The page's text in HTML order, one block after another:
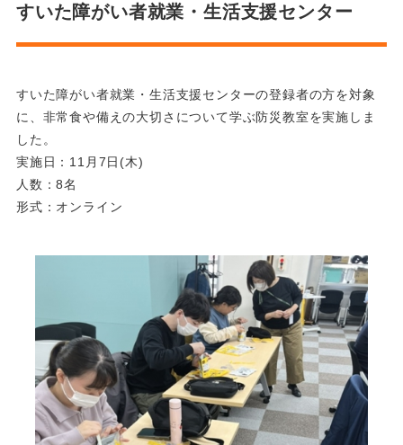
すいた障がい者就業・生活支援センター
すいた障がい者就業・生活支援センターの登録者の方を対象
に、非常食や備えの大切さについて学ぶ防災教室を実施しま
した。
実施日：11月7日(木)
人数：8名
形式：オンライン